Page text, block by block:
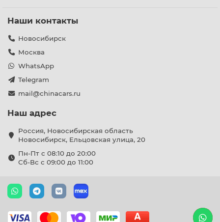
Наши контакты
Новосибирск
Москва
WhatsApp
Telegram
mail@chinacars.ru
Наш адрес
Россия, Новосибирская область
Новосибирск, Ельцовская улица, 20
Пн-Пт с 08:10 до 20:00
Сб-Вс с 09:00 до 11:00